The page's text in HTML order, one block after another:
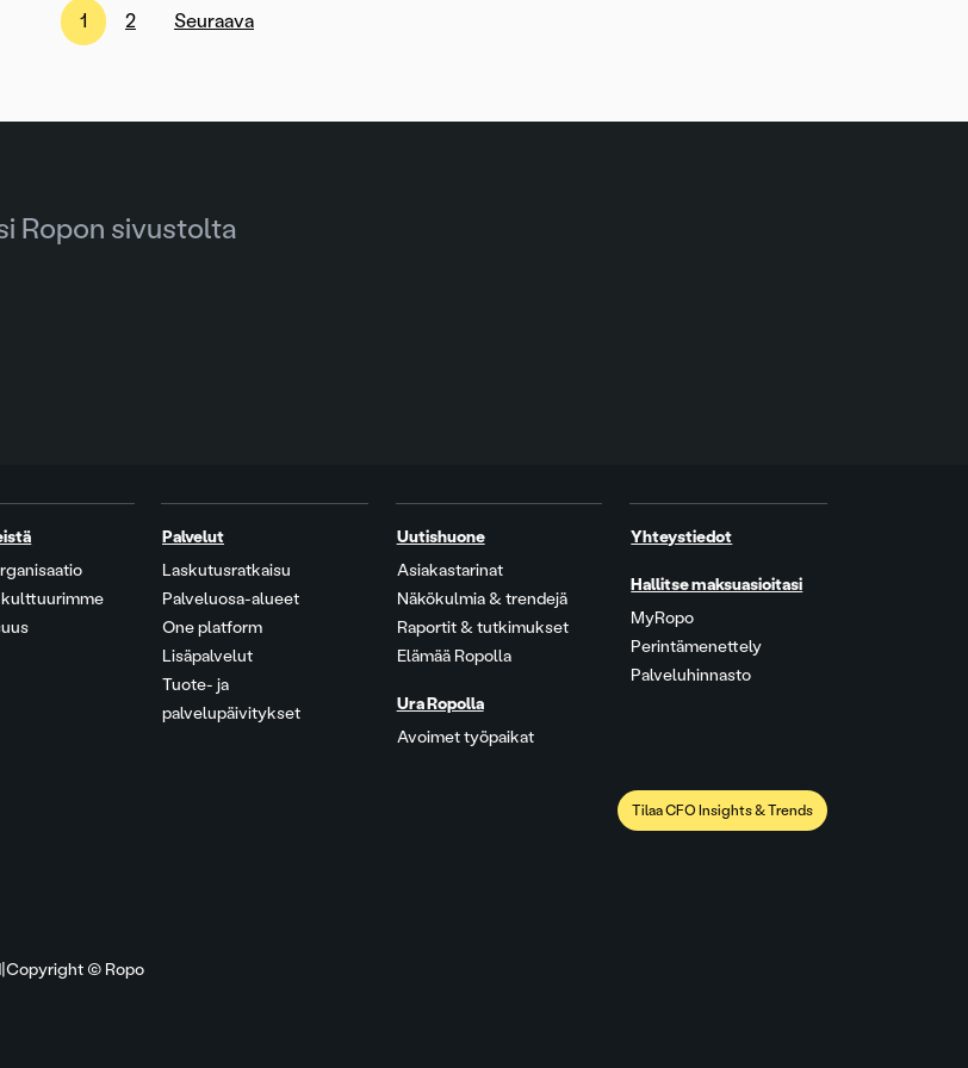
1 2 Seuraava
kulttuurimme
Palvelut
Laskutusratkaisu
Palveluosa-alueet
One platform
Lisäpalvelut
Tuote- ja
palvelupäivitykset
Uutishuone
Asiakastarinat
Näkökulmia & trendejä
Raportit & tutkimukset
Elämää Ropolla
Ura Ropolla
Avoimet työpaikat
Yhteystiedot
Hallitse maksuasioitasi
MyRopo
Perintämenettely
Palveluhinnasto
Tilaa CFO Insights & Trends
|Copyright © Ropo